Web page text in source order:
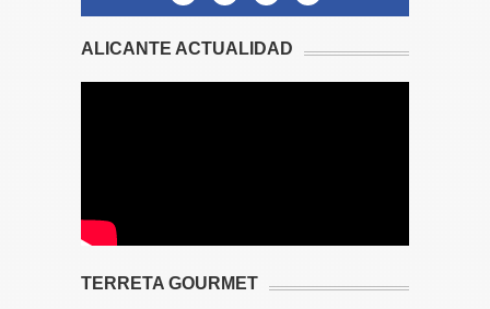
ALICANTE ACTUALIDAD
TERRETA GOURMET